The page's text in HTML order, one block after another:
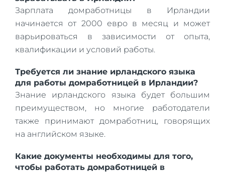
Зарплата домработницы в Ирландии
начинается от 2000 евро в месяц и может
варьироваться в зависимости от опыта,
квалификации и условий работы.
Требуется ли знание ирландского языка
для работы домработницей в Ирландии?
Знание ирландского языка будет большим
преимуществом, но многие работодатели
также принимают домработниц, говорящих
на английском языке.
Какие документы необходимы для того,
чтобы работать домработницей в